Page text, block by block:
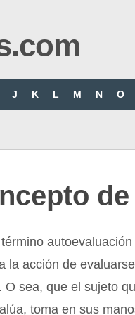
J K L M N O
autoevaluación
la acción de
O sea, que el sujeto
toma en sus